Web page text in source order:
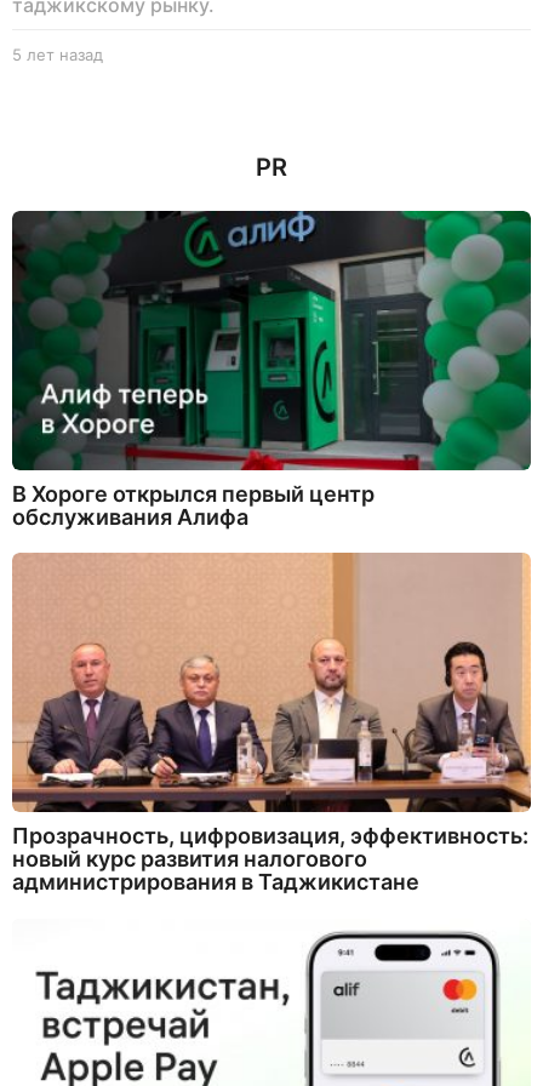
5 лет назад
а
д
PR
В Хороге открылся первый центр
обслуживания Алифа
Прозрачность, цифровизация, эффективность:
новый курс развития налогового
администрирования в Таджикистане